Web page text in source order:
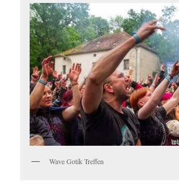
Wave Gotik Treffen